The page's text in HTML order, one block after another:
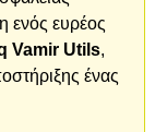
ενός ευρέος
Vamir Utils,
ένας